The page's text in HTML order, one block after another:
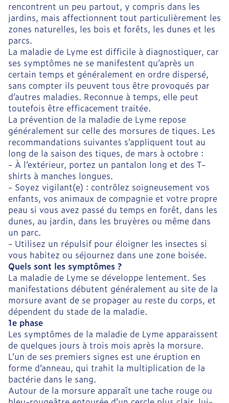
rencontrent un peu partout, y compris dans les
jardins, mais affectionnent tout particulièrement les
zones naturelles, les bois et forêts, les dunes et les
parcs.
La maladie de Lyme est difficile à diagnostiquer, car
ses symptômes ne se manifestent qu’après un
certain temps et généralement en ordre dispersé,
sans compter ils peuvent tous être provoqués par
d’autres maladies. Reconnue à temps, elle peut
toutefois être efficacement traitée.
La prévention de la maladie de Lyme repose
généralement sur celle des morsures de tiques. Les
recommandations suivantes s’appliquent tout au
long de la saison des tiques, de mars à octobre :
- À l’extérieur, portez un pantalon long et des T-
shirts à manches longues.
- Soyez vigilant(e) : contrôlez soigneusement vos
enfants, vos animaux de compagnie et votre propre
peau si vous avez passé du temps en forêt, dans les
dunes, au jardin, dans les bruyères ou même dans
un parc.
- Utilisez un répulsif pour éloigner les insectes si
vous habitez ou séjournez dans une zone boisée.
Quels sont les symptômes ?
La maladie de Lyme se développe lentement. Ses
manifestations débutent généralement au site de la
morsure avant de se propager au reste du corps, et
dépendent du stade de la maladie.
1e phase
Les symptômes de la maladie de Lyme apparaissent
de quelques jours à trois mois après la morsure.
L’un de ses premiers signes est une éruption en
forme d’anneau, qui trahit la multiplication de la
bactérie dans le sang.
Autour de la morsure apparaît une tache rouge ou